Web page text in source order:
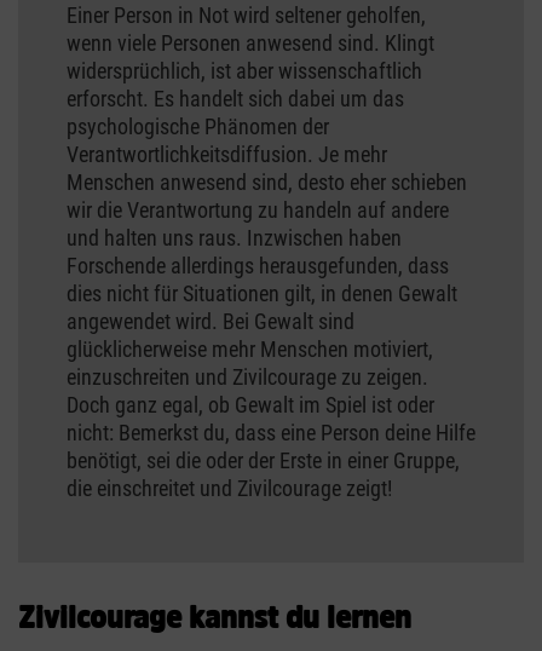
Einer Person in Not wird seltener geholfen,
wenn viele Personen anwesend sind. Klingt
widersprüchlich, ist aber wissenschaftlich
erforscht. Es handelt sich dabei um das
psychologische Phänomen der
Verantwortlichkeitsdiffusion. Je mehr
Menschen anwesend sind, desto eher schieben
wir die Verantwortung zu handeln auf andere
und halten uns raus. Inzwischen haben
Forschende allerdings herausgefunden, dass
dies nicht für Situationen gilt, in denen Gewalt
angewendet wird. Bei Gewalt sind
glücklicherweise mehr Menschen motiviert,
einzuschreiten und Zivilcourage zu zeigen.
Doch ganz egal, ob Gewalt im Spiel ist oder
nicht: Bemerkst du, dass eine Person deine Hilfe
benötigt, sei die oder der Erste in einer Gruppe,
die einschreitet und Zivilcourage zeigt!
Zivilcourage kannst du lernen